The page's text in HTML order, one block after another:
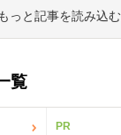
もっと記事を読み込む
覧
PR